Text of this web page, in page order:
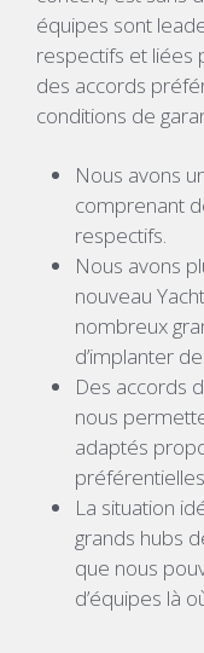
équipes sont
respectifs et liées
des accords
conditions de
Nous avons
comprenant
respectifs.
Nous avons
nouveau
nombreux
d’implanter
Des accords
nous
adaptés
préférentielles.
La situation
grands hubs
que nous
d’équipes là